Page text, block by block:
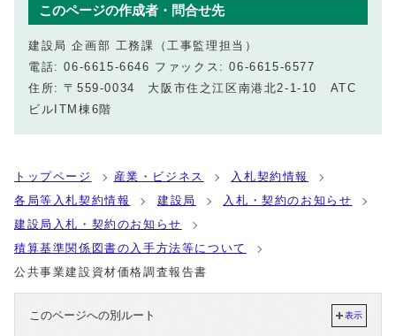
このページの作成者・問合せ先
建設局 企画部 工務課（工事監理担当）
電話: 06-6615-6646 ファックス: 06-6615-6577
住所: 〒559-0034 大阪市住之江区南港北2-1-10 ATC
ビルITM棟6階
トップページ 産業・ビジネス
入札契約情報
各局等入札契約情報
建設局
入札・契約のお知らせ
建設局入札・契約のお知らせ
積算基準関係図書の入手方法等について
公共事業建設資材価格調査報告書
このページへの別ルート 表示